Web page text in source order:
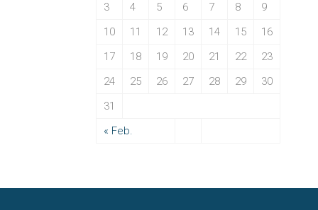
« Feb.
3
4 5 6 7 8
9
10
11 12 13 14 15
16
17
18 19 20 21 22
23
24
25 26 27 28 29
30
31